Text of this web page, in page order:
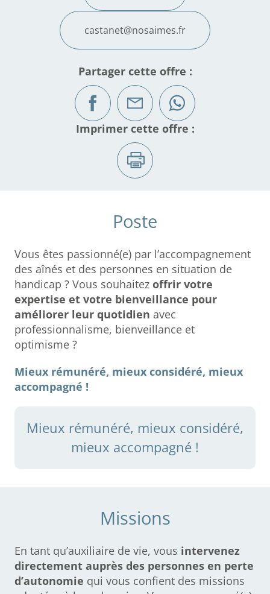
castanet@nosaimes.fr
Partager cette offre :
Imprimer cette offre :
Poste
Vous êtes passionné(e) par l’accompagnement
des aînés et des personnes en situation de
handicap ? Vous souhaitez offrir votre
expertise et votre bienveillance pour
améliorer leur quotidien avec
professionnalisme, bienveillance et
optimisme ?
Mieux rémunéré, mieux considéré, mieux
accompagné !
Mieux rémunéré, mieux considéré,
mieux accompagné !
Missions
En tant qu’auxiliaire de vie, vous intervenez
directement auprès des personnes en perte
d’autonomie qui vous confient des missions